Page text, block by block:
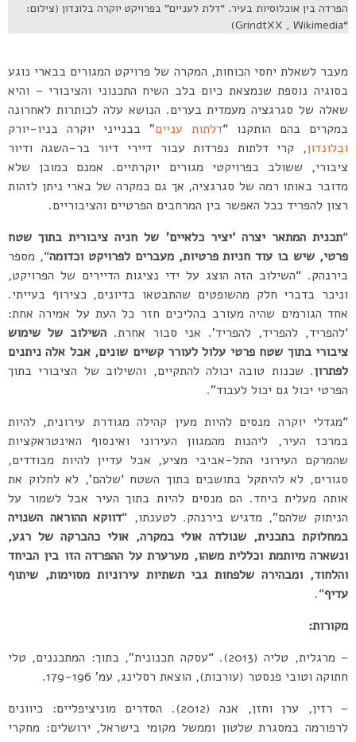
הפרדה בין אוכלוסיות בעיר. “דלת לעניים” בפרויקט יוקרה בלונדון (צילום:
“GrindtXX , Wikimedia)
מעבר לשאלת יחסי הכוחות, המקרה של פרויקט המגורים בבארי נוגע
בסוגיה נוספת שנמצאת כיום בלב השיח התכנוני והציבורי – והיא
שאלה של סגרגציה מעמדית בערים. הנושא עלה לכותרות לאחרונה
במקרים בהם הותקנו “דלתות עניים” בבנייני יוקרה בניו-יורק
ובלונדון, קרי דלתות נפרדות עבור דיירי דיור בר-השגה ודיור
ציבורי, ששולב בפרויקטי מגורים יוקרתיים. אמנם כמובן שלא
מדובר באותו רמה של סגרגציה, אך גם במקרה של בארי ניתן לזהות
רצון להפריד ככל האפשר בין המרחבים הפרטיים והציבוריים.
“תכנית המתאר יצרה ‘יציר כלאיים’ של חניה ציבורית בתוך שטח
פרטי, שיש בו עוד חניות פרטיות, מעברים לפרויקט וכדומה“, מספר
בירנהק. “השילוב הזה הוצג על ידי נציגות הדיירים של הפרויקט,
וניכר בדברי חלק מהשופטים שהתבטאו בדיונים, כצירוף בעייתי.
אחד הגורמים שהיה מעורב בהליכים חזר כל העת על אמירה אחת:
‘להפריד, להפריד, להפריד’. אני סבור אחרת. השילוב של שימוש
ציבורי בתוך שטח פרטי עלול לעורר קשיים שונים, אבל אלה ניתנים
לפתרון. שכנות טובה יכולה להתקיים, והשילוב של הציבורי בתוך
הפרטי יכול גם יכול לעבוד”.
“מגדלי יוקרה מנסים להיות מעין קהילה מגודרת עירונית, להיות
במרכז העיר, ליהנות מהמגוון העירוני ואינסוף האינטראקציות
שהמרקם העירוני התל-אביבי מציע, אבל עדיין להיות מבודדים,
סגורים, לא להיתקל בתושבים בתוך השטח ‘שלהם’, לא לחלוק את
אותה מעלית ביחד. הם מנסים להיות בתוך העיר אבל לשמור על
הניתוק שלהם”, מדגיש בירנהק. לטענתו, “דווקא ההוראה השנויה
במחלוקת בתכנית, שנולדה אולי במקרה, אולי כהברקה של רגע,
ונשארה מיותמת וכללית משהו, מערערת על ההפרדה הזו בין הביחד
והלחוד, ומבהירה שלפחות גבי תשתיות עירוניות מסוימות, שיתוף
עדיף“.
מקורות:
– מרגלית, טליה (2013). “עסקה תכנונית”, בתוך: המתכננים, טלי
חתוקה וטובי פנסטר (עורכות), הוצאת רסלינג, עמ’ 179-196.
– רזין, ערן וחזן, אנה (2012). הסדרים מוניציפליים: כיוונים
לרפורמה במסגרת שלטון וממשל מקומי בישראל, ירושלים: מחקרי